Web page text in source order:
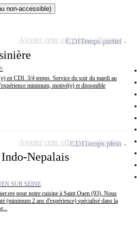
non-accessible)
en CDI. 3/4 temps. Service du soir du mardi au
minimum, motivé(e) et disponible
CDITemps partiel
Ajouter cette offre à ma sélection
Nepalais
SUR SEINE
pour notre cuisine à Saint Ouen (93). Nous
(minimum 2 ans d'expérience) spécialisé dans la
CDITemps plein
Ajouter cette offre à ma sélection